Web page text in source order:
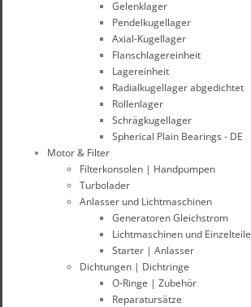
Gelenklager
Pendelkugellager
Axial-Kugellager
Flanschlagereinheit
Lagereinheit
Radialkugellager abgedichtet
Rollenlager
Schrägkugellager
Spherical Plain Bearings - DE
Motor & Filter
Filterkonsolen | Handpumpen
Turbolader
Anlasser und Lichtmaschinen
Generatoren Gleichstrom
Lichtmaschinen und Einzelteile
Starter | Anlasser
Dichtungen | Dichtringe
O-Ringe | Zubehör
Reparatursätze